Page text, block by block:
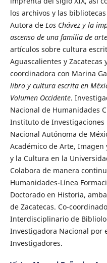
los archivos y las
Autora deLos Chávez y la
ascenso de una familia de
artículos sobre cultura
Aguascalientes y Zacatecas
coordinadora con Marina
libro y cultura escrita en
Volumen Occidente.
Nacional de Humanidades
Instituto de
Nacional Autónoma de
Académico de Arte, Imagen
y la Cultura en la
Colabora de manera
Humanidades-Línea
Doctorado en Historia,
de Zacatecas. Co-
Interdisciplinario de
Investigadora Nacional por
Investigadores.